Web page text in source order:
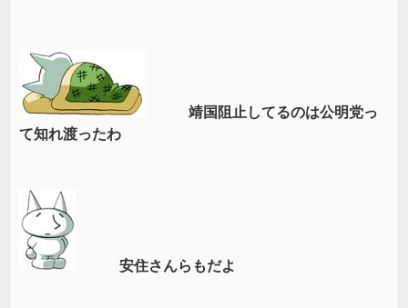
靖国阻止してるのは公明党っ
て知れ渡ったわ
安住さんらもだよ